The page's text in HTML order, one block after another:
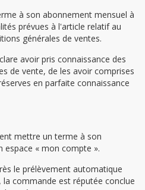
à son abonnement mensuel à
prévues à l'article relatif au
générales de ventes.
avoir pris connaissance des
de vente, de les avoir comprises
en parfaite connaissance
mettre un terme à son
espace « mon compte ».
le prélèvement automatique
commande est réputée conclue